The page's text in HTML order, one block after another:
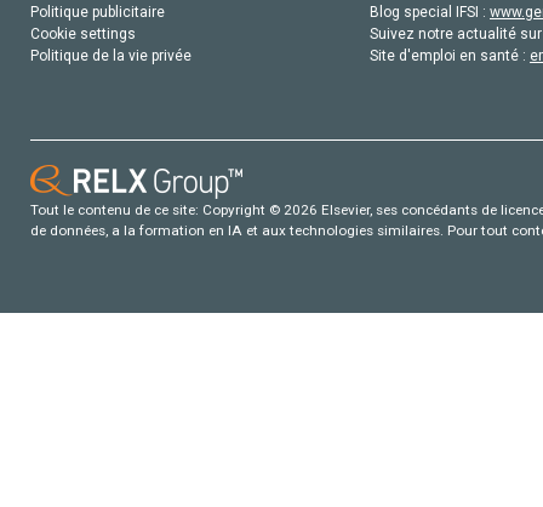
Politique publicitaire
Cookie settings
Politique de la vie privée
Blog special IFSI :
Suivez notre actualité
Site d'emploi en santé :
Tout le contenu de ce site: Copyright © 2026 Elsevier, ses concédants de
de données, a la formation en IA et aux technologies similaires. Pour tout